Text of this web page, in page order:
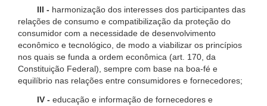
III - harmonização dos interesses dos participantes das
relações de consumo e compatibilização da proteção do
consumidor com a necessidade de desenvolvimento
econômico e tecnológico, de modo a viabilizar os princípios
nos quais se funda a ordem econômica (art. 170, da
Constituição Federal), sempre com base na boa-fé e
equilíbrio nas relações entre consumidores e fornecedores;
IV - educação e informação de fornecedores e